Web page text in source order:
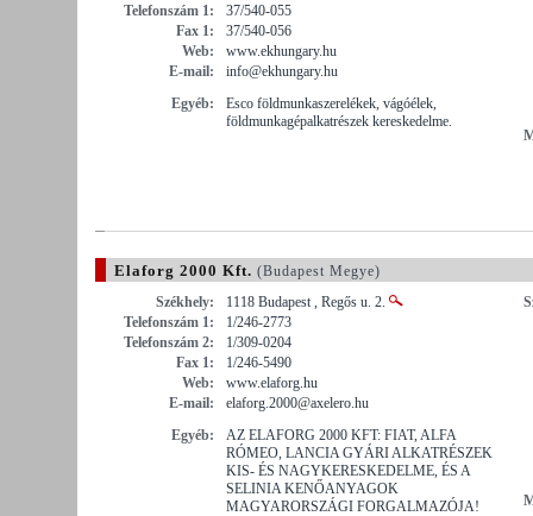
Telefonszám 1:
37/540-055
Fax 1:
37/540-056
Web:
www.ekhungary.hu
E-mail:
info@ekhungary.hu
Egyéb:
Esco földmunkaszerelékek, vágóélek,
földmunkagépalkatrészek kereskedelme.
Elaforg 2000 Kft. (Budapest Megye)
Székhely:
1118 Budapest , Regős u. 2.
Telefonszám 1:
1/246-2773
Telefonszám 2:
1/309-0204
Fax 1:
1/246-5490
Web:
www.elaforg.hu
E-mail:
elaforg.2000@axelero.hu
Egyéb:
AZ ELAFORG 2000 KFT: FIAT, ALFA
RÓMEO, LANCIA GYÁRI ALKATRÉSZEK
KIS- ÉS NAGYKERESKEDELME, ÉS A
SELINIA KENŐANYAGOK
MAGYARORSZÁGI FORGALMAZÓJA!